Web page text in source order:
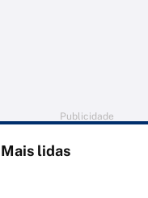
Publicidade
Mais lidas